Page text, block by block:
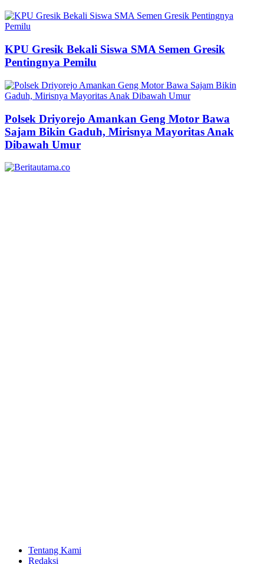
KPU Gresik Bekali Siswa SMA Semen Gresik
Pentingnya Pemilu
Polsek Driyorejo Amankan Geng Motor Bawa
Sajam Bikin Gaduh, Mirisnya Mayoritas Anak
Dibawah Umur
Tentang Kami
Redaksi